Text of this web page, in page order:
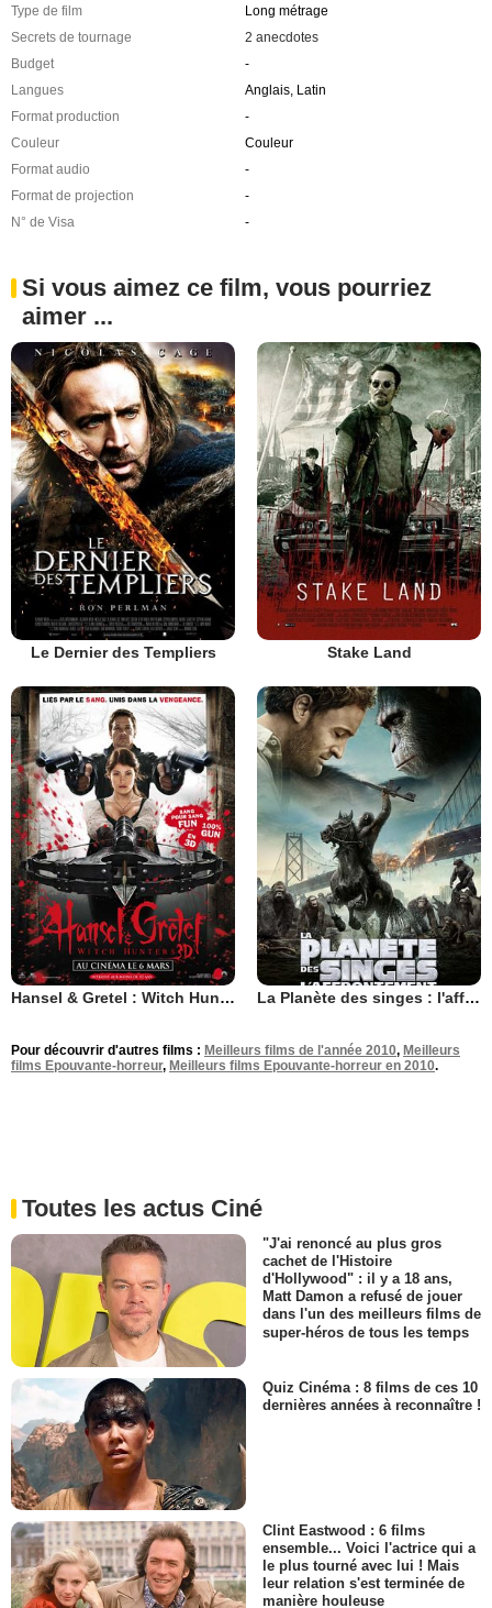
Type de film
Long métrage
Secrets de tournage
2 anecdotes
Budget
-
Langues
Anglais, Latin
Format production
-
Couleur
Couleur
Format audio
-
Format de projection
-
N° de Visa
-
Si vous aimez ce film, vous pourriez
aimer ...
Le Dernier des Templiers Stake Land
Hansel & Gretel : Witch Hunters La Planète des singes : l'affrontement
Pour découvrir d'autres films : Meilleurs films de l'année 2010, Meilleurs
films Epouvante-horreur, Meilleurs films Epouvante-horreur en 2010.
Toutes les actus Ciné
"J'ai renoncé au plus gros
cachet de l'Histoire
d'Hollywood" : il y a 18 ans,
Matt Damon a refusé de jouer
dans l'un des meilleurs films de
super-héros de tous les temps
Quiz Cinéma : 8 films de ces 10
dernières années à reconnaître !
Clint Eastwood : 6 films
ensemble... Voici l'actrice qui a
le plus tourné avec lui ! Mais
leur relation s'est terminée de
manière houleuse